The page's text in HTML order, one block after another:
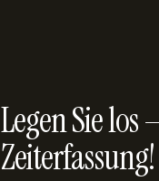
Legen Sie los
Zeiterfassung!